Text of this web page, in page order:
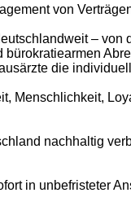
von
–
die
nachhaltig
in unbefristeter